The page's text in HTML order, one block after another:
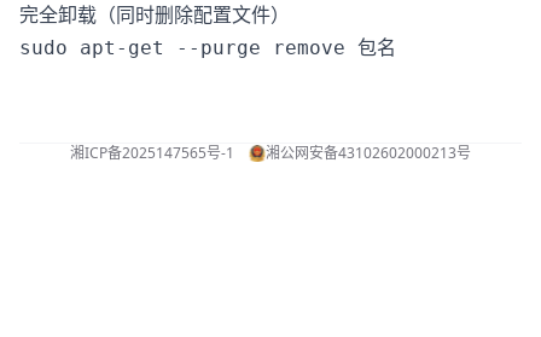
完全卸载（同时删除配置文件）
sudo apt-get --purge remove 包名
湘ICP备2025147565号-1 湘公网安备43102602000213号